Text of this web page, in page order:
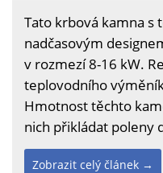
Tato krbová kamna
nadčasovým
v rozmezí 8-16 kW.
teplovodního
Hmotnost těchto
nich přikládat poleny
Zobrazit celý článek →